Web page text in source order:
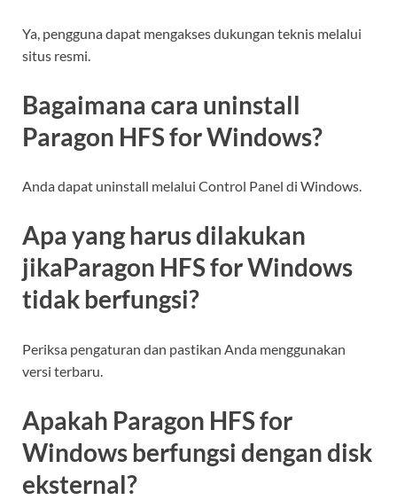
Ya, pengguna dapat mengakses dukungan teknis melalui
situs resmi.
Bagaimana cara uninstall
Paragon HFS for Windows?
Anda dapat uninstall melalui Control Panel di Windows.
Apa yang harus dilakukan
jikaParagon HFS for Windows
tidak berfungsi?
Periksa pengaturan dan pastikan Anda menggunakan
versi terbaru.
Apakah Paragon HFS for
Windows berfungsi dengan disk
eksternal?